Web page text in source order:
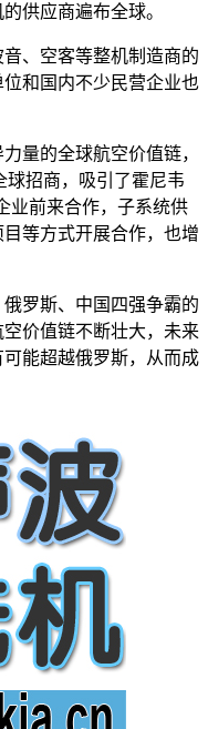
供应商遍布全球。
、空客等整机制造商的
和国内不少民营企业也
量的全球航空价值链，
球招商，吸引了霍尼韦
业前来合作，子系统供
等方式开展合作，也增
罗斯、中国四强争霸的
价值链不断壮大，未来
能超越俄罗斯，从而成